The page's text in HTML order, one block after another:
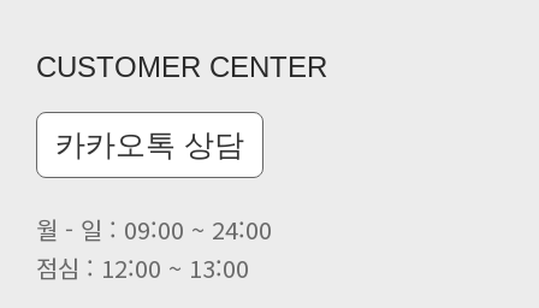
CUSTOMER CENTER
카카오톡 상담
월 - 일 : 09:00 ~ 24:00
점심 : 12:00 ~ 13:00